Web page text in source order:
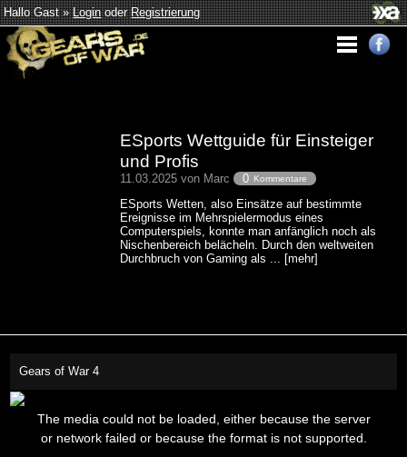
Hallo Gast »LoginoderRegistrierung
ESports Wettguide für Einsteiger
und Profis
11.03.2025 von Marc 0 Kommentare
ESports Wetten, also Einsätze auf bestimmte
Ereignisse im Mehrspielermodus eines
Computerspiels, konnte man anfänglich noch als
Nischenbereich belächeln. Durch den weltweiten
Durchbruch von Gaming als ... [mehr]
Gears of War 4
This
window.
The media could not be loaded, either because the server
or network failed or because the format is not supported.